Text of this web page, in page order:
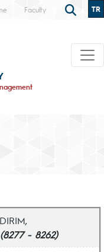
Faculty TR
- 8262)